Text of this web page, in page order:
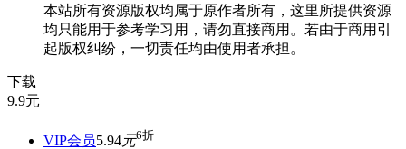
本站所有资源版权均属于原作者所有，这里所提供资源
均只能用于参考学习用，请勿直接商用。若由于商用引
起版权纠纷，一切责任均由使用者承担。
下载
9.9元
VIP会员5.94元6折